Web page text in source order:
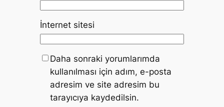
İnternet sitesi
Daha sonraki yorumlarımda
kullanılması için adım, e-posta
adresim ve site adresim bu
tarayıcıya kaydedilsin.